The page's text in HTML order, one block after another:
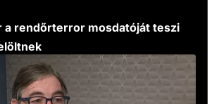
a rendőrterror mosdatóját teszi